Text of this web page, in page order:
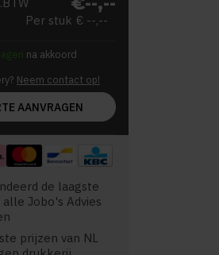
Per stuk € --,--
na akkoord
Neem contact op!
AANVRAGEN
de laagste
alle Jobo's Advies
prijzen van NL